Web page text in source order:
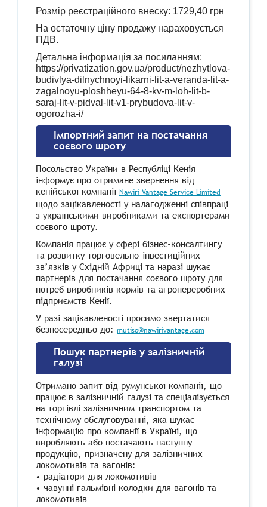
Розмір реєстраційного внеску: 1729,40 грн
На остаточну ціну продажу нараховується
ПДВ.
Детальна інформація за посиланням:
https://privatization.gov.ua/product/nezhytlova-
budivlya-dilnychnoyi-likarni-lit-a-veranda-lit-a-
zagalnoyu-ploshheyu-64-8-kv-m-loh-lit-b-
saraj-lit-v-pidval-lit-v1-prybudova-lit-v-
ogorozha-i/
Імпортний запит на постачання
соєвого шроту
Посольство України в Республіці Кенія
інформує про отримане звернення від
кенійської компанії Nawiri Vantage Service Limited
щодо зацікавленості у налагодженні співпраці
з українськими виробниками та експортерами
соєвого шроту.
Компанія працює у сфері бізнес-консалтингу
та розвитку торговельно-інвестиційних
зв’язків у Східній Африці та наразі шукає
партнерів для постачання соєвого шроту для
потреб виробників кормів та агропереробних
підприємств Кенії.
У разі зацікавленості просимо звертатися
безпосередньо до: mutiso@nawirivantage.com
Пошук партнерів у залізничній
галузі
Отримано запит від румунської компанії, що
працює в залізничній галузі та спеціалізується
на торгівлі залізничним транспортом та
технічному обслуговуванні, яка шукає
інформацію про компанії в Україні, що
виробляють або постачають наступну
продукцію, призначену для залізничних
локомотивів та вагонів:
• радіатори для локомотивів
• чавунні гальмівні колодки для вагонів та
локомотивів